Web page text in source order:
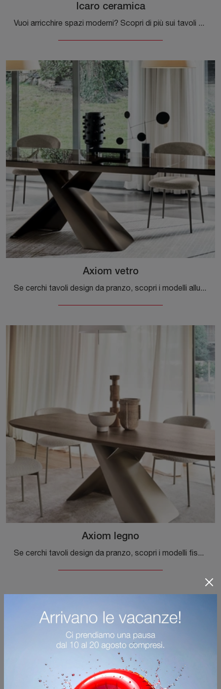
Icaro ceramica
Vuoi arricchire spazi moderni? Scopri di più sui tavoli moderni fissi: il modello da pranzo Icaro ceramica ti aspetta.
Axiom vetro
Se cerchi tavoli design da pranzo, scopri i modelli allungabili di Calligaris: clicca e scopri il modello Axiom vetro in vetro.
Axiom legno
Se cerchi tavoli design da pranzo, scopri i modelli fissi di Calligaris: clicca e scopri il modello Axiom legno in legno.